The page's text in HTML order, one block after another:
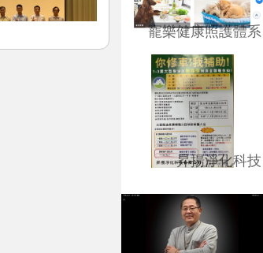
寵樂健康照護體系
昇揚淨化科技